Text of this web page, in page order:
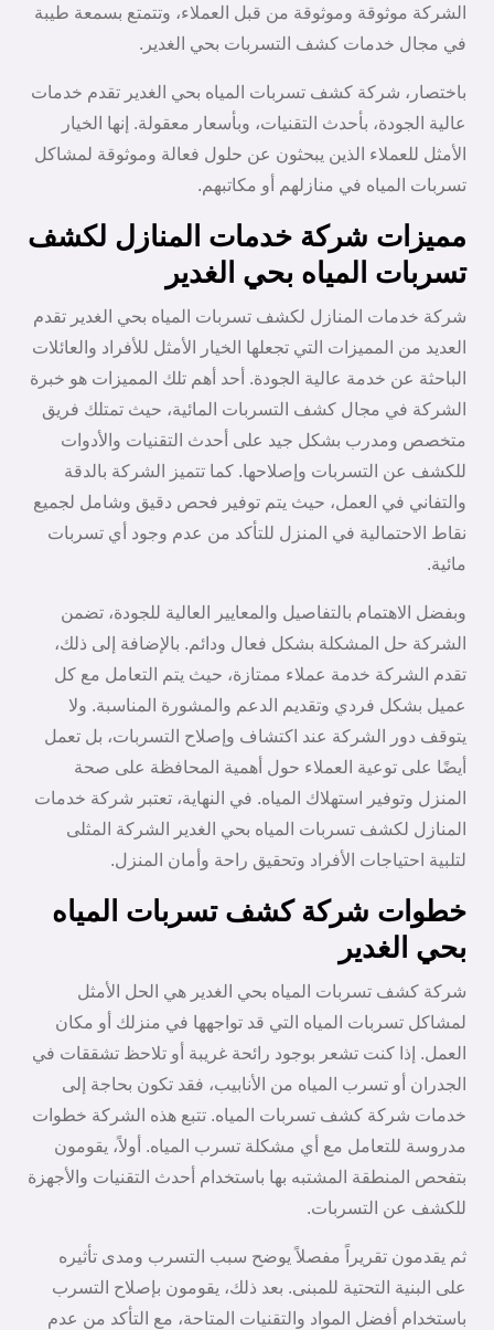
الشركة موثوقة وموثوقة من قبل العملاء، وتتمتع بسمعة طيبة
في مجال خدمات كشف التسربات بحي الغدير.
باختصار، شركة كشف تسربات المياه بحي الغدير تقدم خدمات
عالية الجودة، بأحدث التقنيات، وبأسعار معقولة. إنها الخيار
الأمثل للعملاء الذين يبحثون عن حلول فعالة وموثوقة لمشاكل
تسربات المياه في منازلهم أو مكاتبهم.
مميزات شركة خدمات المنازل لكشف
تسربات المياه بحي الغدير
شركة خدمات المنازل لكشف تسربات المياه بحي الغدير تقدم
العديد من المميزات التي تجعلها الخيار الأمثل للأفراد والعائلات
الباحثة عن خدمة عالية الجودة. أحد أهم تلك المميزات هو خبرة
الشركة في مجال كشف التسربات المائية، حيث تمتلك فريق
متخصص ومدرب بشكل جيد على أحدث التقنيات والأدوات
للكشف عن التسربات وإصلاحها. كما تتميز الشركة بالدقة
والتفاني في العمل، حيث يتم توفير فحص دقيق وشامل لجميع
نقاط الاحتمالية في المنزل للتأكد من عدم وجود أي تسربات
مائية.
وبفضل الاهتمام بالتفاصيل والمعايير العالية للجودة، تضمن
الشركة حل المشكلة بشكل فعال ودائم. بالإضافة إلى ذلك،
تقدم الشركة خدمة عملاء ممتازة، حيث يتم التعامل مع كل
عميل بشكل فردي وتقديم الدعم والمشورة المناسبة. ولا
يتوقف دور الشركة عند اكتشاف وإصلاح التسربات، بل تعمل
أيضًا على توعية العملاء حول أهمية المحافظة على صحة
المنزل وتوفير استهلاك المياه. في النهاية، تعتبر شركة خدمات
المنازل لكشف تسربات المياه بحي الغدير الشركة المثلى
لتلبية احتياجات الأفراد وتحقيق راحة وأمان المنزل.
خطوات شركة كشف تسربات المياه
بحي الغدير
شركة كشف تسربات المياه بحي الغدير هي الحل الأمثل
لمشاكل تسربات المياه التي قد تواجهها في منزلك أو مكان
العمل. إذا كنت تشعر بوجود رائحة غريبة أو تلاحظ تشققات في
الجدران أو تسرب المياه من الأنابيب، فقد تكون بحاجة إلى
خدمات شركة كشف تسربات المياه. تتبع هذه الشركة خطوات
مدروسة للتعامل مع أي مشكلة تسرب المياه. أولاً، يقومون
بتفحص المنطقة المشتبه بها باستخدام أحدث التقنيات والأجهزة
للكشف عن التسربات.
ثم يقدمون تقريراً مفصلاً يوضح سبب التسرب ومدى تأثيره
على البنية التحتية للمبنى. بعد ذلك، يقومون بإصلاح التسرب
باستخدام أفضل المواد والتقنيات المتاحة، مع التأكد من عدم